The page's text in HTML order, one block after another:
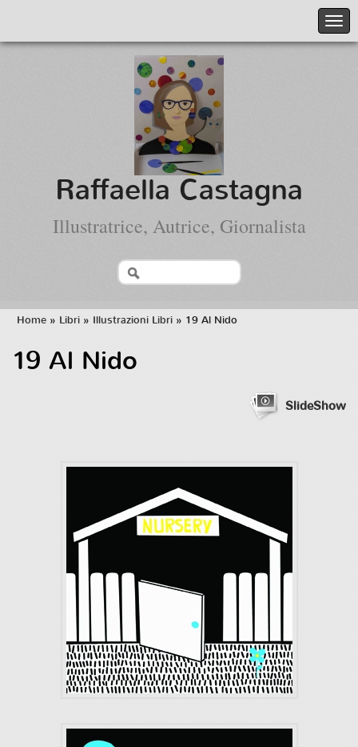
Raffaella Castagna
Illustratrice, Autrice, Giornalista
Home » Libri » Illustrazioni Libri » 19 Al Nido
19 Al Nido
SlideShow